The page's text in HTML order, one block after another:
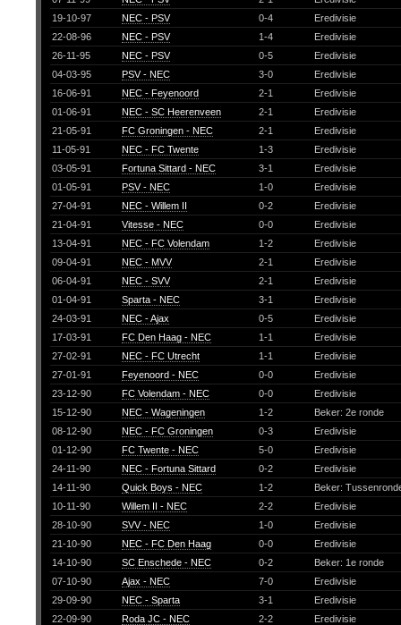
19-10-97
NEC - PSV 0-4
Eredivisie
22-08-96
NEC - PSV 1-4
Eredivisie
26-11-95
NEC - PSV 0-5
Eredivisie
04-03-95
PSV - NEC 3-0
Eredivisie
16-06-91
NEC - Feyenoord 2-1
Eredivisie
01-06-91
NEC - SC Heerenveen 2-1
Eredivisie
21-05-91
FC Groningen - NEC 2-1
Eredivisie
11-05-91
NEC - FC Twente 1-3
Eredivisie
03-05-91
Fortuna Sittard - NEC 3-1
Eredivisie
01-05-91
PSV - NEC 1-0
Eredivisie
27-04-91
NEC - Willem II 0-2
Eredivisie
21-04-91
Vitesse - NEC 0-0
Eredivisie
13-04-91
NEC - FC Volendam 1-2
Eredivisie
09-04-91
NEC - MVV 2-1
Eredivisie
06-04-91
NEC - SVV 2-1
Eredivisie
01-04-91
Sparta - NEC 3-1
Eredivisie
24-03-91
NEC - Ajax 0-5
Eredivisie
17-03-91
FC Den Haag - NEC 1-1
Eredivisie
27-02-91
NEC - FC Utrecht 1-1
Eredivisie
27-01-91
Feyenoord - NEC 0-0
Eredivisie
23-12-90
FC Volendam - NEC 0-0
Eredivisie
15-12-90
NEC - Wageningen 1-2
Beker: 2e ronde
08-12-90
NEC - FC Groningen 0-3
Eredivisie
01-12-90
FC Twente - NEC 5-0
Eredivisie
24-11-90
NEC - Fortuna Sittard 0-2
Eredivisie
14-11-90
Quick Boys - NEC 1-2
Beker:
10-11-90
Willem II - NEC 2-2
Eredivisie
28-10-90
SVV - NEC 1-0
Eredivisie
21-10-90
NEC - FC Den Haag 0-0
Eredivisie
14-10-90
SC Enschede - NEC 0-2
Beker: 1e ronde
07-10-90
Ajax - NEC 7-0
Eredivisie
29-09-90
NEC - Sparta 3-1
Eredivisie
22-09-90
Roda JC - NEC 2-2
Eredivisie